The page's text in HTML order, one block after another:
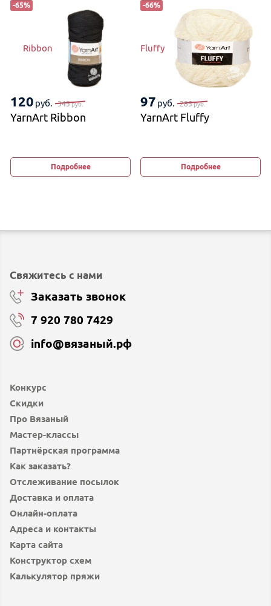
-65%
Ribbon
120 руб. 343руб.
YarnArt Ribbon
Подробнее
-66%
Fluffy
97 руб. 285руб.
YarnArt Fluffy
Подробнее
Конкурс
Скидки
Про Вязаный
Мастер-классы
Партнёрская программа
Как заказать?
Отслеживание посылок
Доставка и оплата
Онлайн-оплата
Адреса и контакты
Карта сайта
Конструктор схем
Калькулятор пряжи
Свяжитесь с нами
Заказать звонок
7 920 780 7429
info@вязаный.рф